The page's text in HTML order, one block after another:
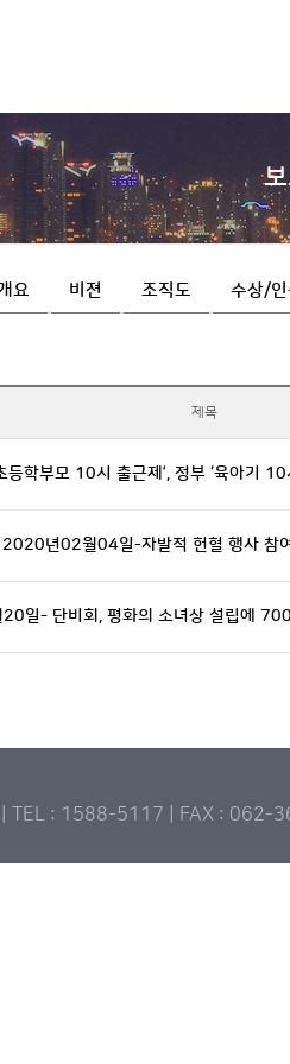
요 비젼 조직도 수상/인
제목
등학부모 10시 출근제’, 정부 ‘육아기
2020년02월04일-자발적 헌혈 행사 참
일- 단비회, 평화의 소녀상 설립에
| TEL : 1588-5117 | FAX : 062-